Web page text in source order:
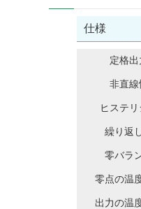
仕様
定格出
非直線
ヒステリ
繰り返
零バラ
零点の温
出力の温